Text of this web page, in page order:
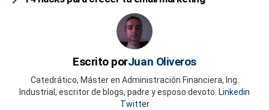
Escrito porJuan Oliveros
Catedrático, Máster en Administración Financiera, Ing.
Industrial, escritor de blogs, padre y esposo devoto. Linkedin
Twitter